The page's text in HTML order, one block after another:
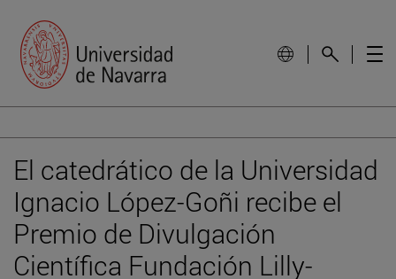
El catedrático de la Universidad
Ignacio López-Goñi recibe el
Premio de Divulgación
Científica Fundación Lilly-